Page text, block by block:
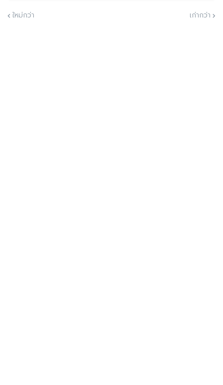
ใหม่กว่า เก่ากว่า